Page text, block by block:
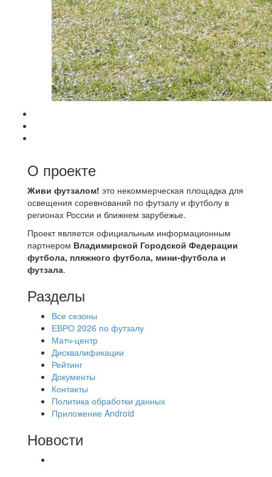
О проекте
Живи футзалом! это некоммерческая площадка для
освещения соревнований по футзалу и футболу в
регионах России и ближнем зарубежье.
Проект является официальным информационным
партнером Владимирской Городской Федерации
футбола, пляжного футбола, мини-футбола и
футзала.
Разделы
Все сезоны
ЕВРО 2026 по футзалу
Матч-центр
Дисквалификации
Рейтинг
Документы
Контакты
Политика обработки данных
Приложение Android
Новости